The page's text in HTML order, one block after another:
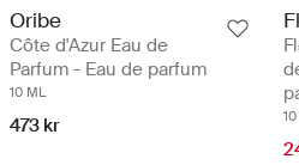
Oribe
Côte d'Azur Eau de
Parfum - Eau de parfum
10 ML
473 kr 10